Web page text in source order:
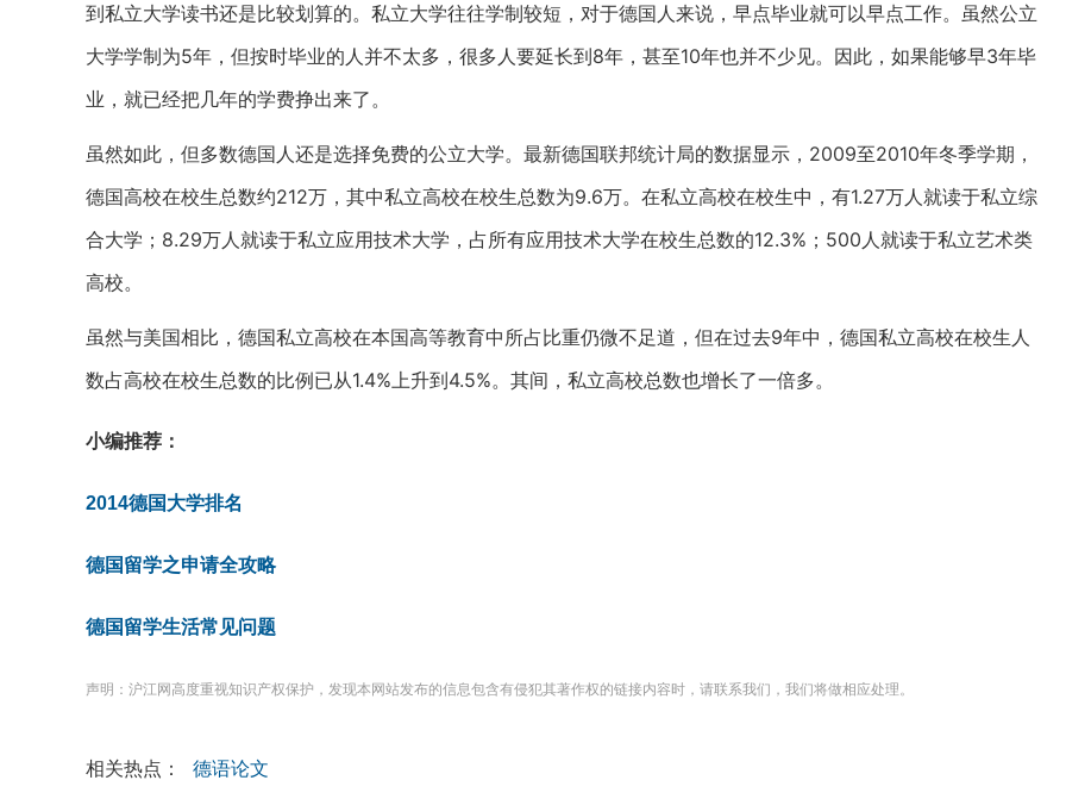
到私立大学读书还是比较划算的。私立大学往往学制较短，对于德国人来说，早点毕业就可以早点工作。虽然公立
大学学制为5年，但按时毕业的人并不太多，很多人要延长到8年，甚至10年也并不少见。因此，如果能够早3年毕
业，就已经把几年的学费挣出来了。
虽然如此，但多数德国人还是选择免费的公立大学。最新德国联邦统计局的数据显示，2009至2010年冬季学期，
德国高校在校生总数约212万，其中私立高校在校生总数为9.6万。在私立高校在校生中，有1.27万人就读于私立综
合大学；8.29万人就读于私立应用技术大学，占所有应用技术大学在校生总数的12.3%；500人就读于私立艺术类
高校。
虽然与美国相比，德国私立高校在本国高等教育中所占比重仍微不足道，但在过去9年中，德国私立高校在校生人
数占高校在校生总数的比例已从1.4%上升到4.5%。其间，私立高校总数也增长了一倍多。
小编推荐：
2014德国大学排名
德国留学之申请全攻略
德国留学生活常见问题
声明：沪江网高度重视知识产权保护，发现本网站发布的信息包含有侵犯其著作权的链接内容时，请联系我们，我们将做相应处理。
相关热点： 德语论文